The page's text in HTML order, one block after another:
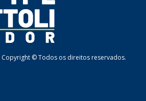
Copyright © Todos os direitos reservados.